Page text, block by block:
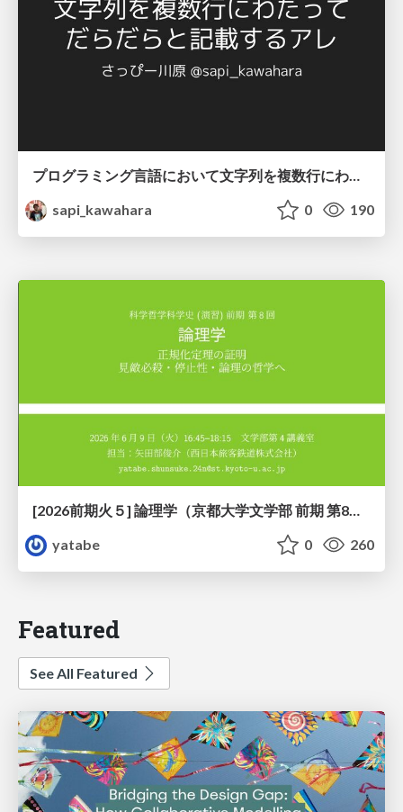
sapi_kawahara
0 190
[2026前期火５] 論理学（京都大学文学部 前期 第8回）「正規化定理の証明」
yatabe
0 260
Featured
See All Featured